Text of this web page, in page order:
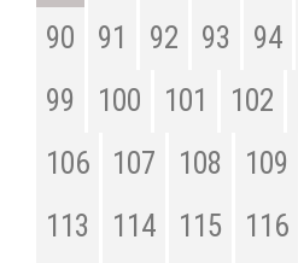
90
91 92 93 94
99
100 101 102
106
107 108 109
113
114 115 116